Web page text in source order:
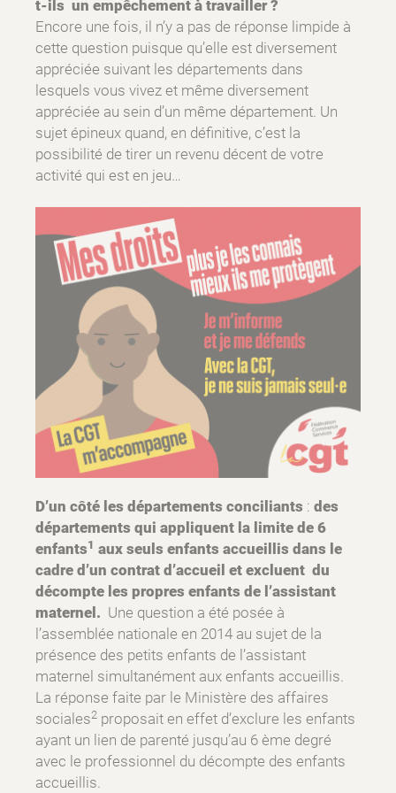
t-ils un empêchement à travailler ?
Encore une fois, il n’y a pas de réponse limpide à
cette question puisque qu’elle est diversement
appréciée suivant les départements dans
lesquels vous vivez et même diversement
appréciée au sein d’un même département. Un
sujet épineux quand, en définitive, c’est la
possibilité de tirer un revenu décent de votre
activité qui est en jeu…
D’un côté les départements conciliants : des
départements qui appliquent la limite de 6
enfants1 aux seuls enfants accueillis dans le
cadre d’un contrat d’accueil et excluent du
décompte les propres enfants de l’assistant
maternel. Une question a été posée à
l’assemblée nationale en 2014 au sujet de la
présence des petits enfants de l’assistant
maternel simultanément aux enfants accueillis.
La réponse faite par le Ministère des affaires
sociales2 proposait en effet d’exclure les enfants
ayant un lien de parenté jusqu’au 6 ème degré
avec le professionnel du décompte des enfants
accueillis.